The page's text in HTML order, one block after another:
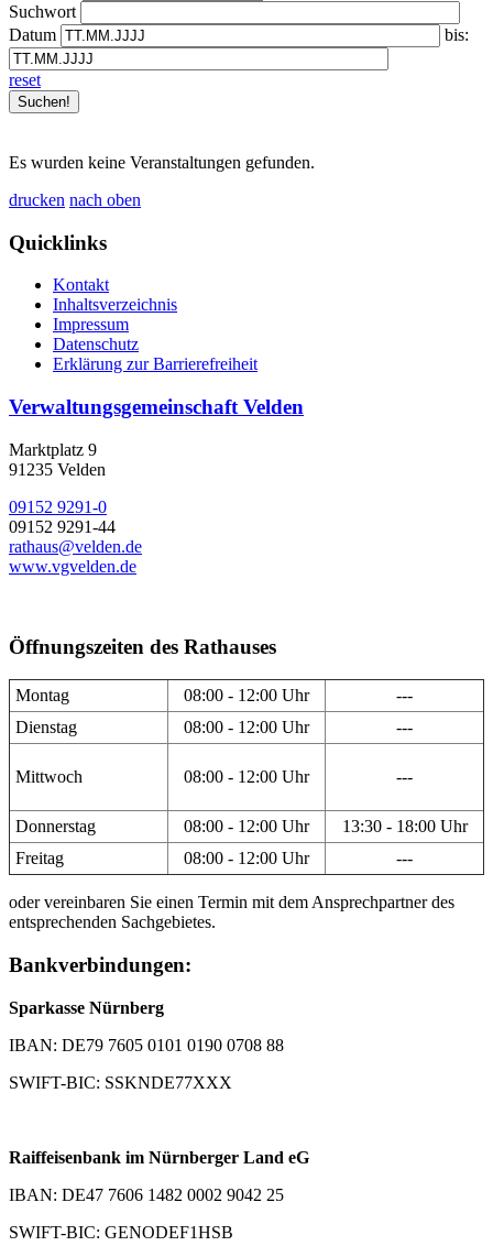
Suchwort
Datum
bis:
reset
Es wurden keine Veranstaltungen gefunden.
drucken nach oben
Quicklinks
Kontakt
Inhaltsverzeichnis
Impressum
Datenschutz
Erklärung zur Barrierefreiheit
Verwaltungsgemeinschaft Velden
Marktplatz 9
91235 Velden
09152 9291-0
09152 9291-44
rathaus@velden.de
www.vgvelden.de
Öffnungszeiten des Rathauses
Montag 08:00 - 12:00 Uhr
---
Dienstag
08:00 - 12:00 Uhr ---
Mittwoch 08:00 - 12:00 Uhr ---
Donnerstag 08:00 - 12:00 Uhr
13:30 - 18:00 Uhr
Freitag
08:00 - 12:00 Uhr ---
oder vereinbaren Sie einen Termin mit dem Ansprechpartner des
entsprechenden Sachgebietes.
Bankverbindungen:
Sparkasse Nürnberg
IBAN: DE79 7605 0101 0190 0708 88
SWIFT-BIC: SSKNDE77XXX
Raiffeisenbank im Nürnberger Land eG
IBAN: DE47 7606 1482 0002 9042 25
SWIFT-BIC: GENODEF1HSB